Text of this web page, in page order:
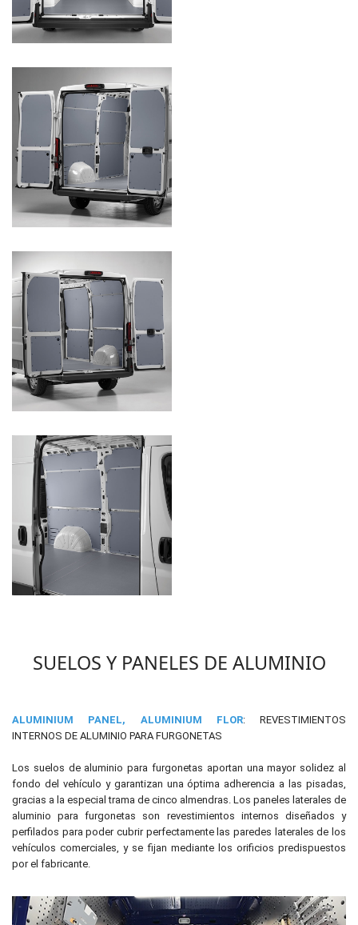
SUELOS Y PANELES DE ALUMINIO
ALUMINIUM PANEL, ALUMINIUM FLOR: REVESTIMIENTOS
INTERNOS DE ALUMINIO PARA FURGONETAS
Los suelos de aluminio para furgonetas aportan una mayor solidez al
fondo del vehículo y garantizan una óptima adherencia a las pisadas,
gracias a la especial trama de cinco almendras. Los paneles laterales de
aluminio para furgonetas son revestimientos internos diseñados y
perfilados para poder cubrir perfectamente las paredes laterales de los
vehículos comerciales, y se fijan mediante los orificios predispuestos
por el fabricante.